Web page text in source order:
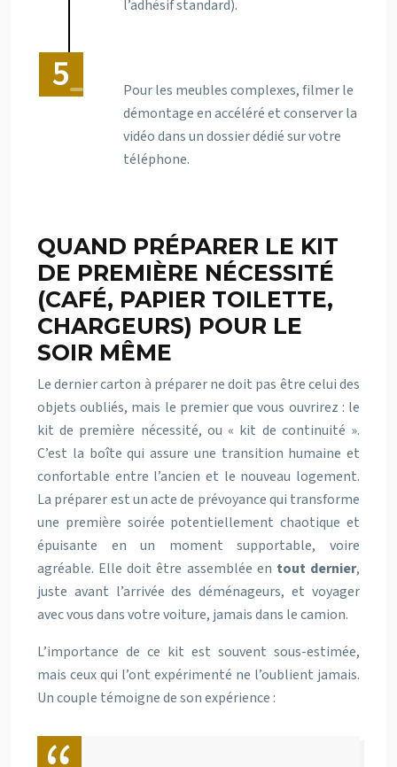
l’adhésif standard).
Pour les meubles complexes, filmer le
démontage en accéléré et conserver la
vidéo dans un dossier dédié sur votre
téléphone.
QUAND PRÉPARER LE KIT
DE PREMIÈRE NÉCESSITÉ
(CAFÉ, PAPIER TOILETTE,
CHARGEURS) POUR LE
SOIR MÊME
Le dernier carton à préparer ne doit pas être celui des
objets oubliés, mais le premier que vous ouvrirez : le
kit de première nécessité, ou « kit de continuité ».
C’est la boîte qui assure une transition humaine et
confortable entre l’ancien et le nouveau logement.
La préparer est un acte de prévoyance qui transforme
une première soirée potentiellement chaotique et
épuisante en un moment supportable, voire
agréable. Elle doit être assemblée en tout dernier,
juste avant l’arrivée des déménageurs, et voyager
avec vous dans votre voiture, jamais dans le camion.
L’importance de ce kit est souvent sous-estimée,
mais ceux qui l’ont expérimenté ne l’oublient jamais.
Un couple témoigne de son expérience :